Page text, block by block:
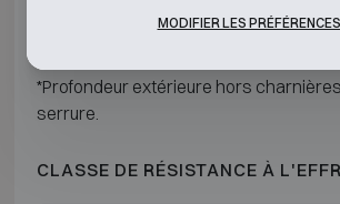
370 II DFX H1624 L765
*Profondeur extérieure hors
serrure.
CLASSE DE RÉSISTANCE À
MODIFIER LES PRÉFÉRENCES